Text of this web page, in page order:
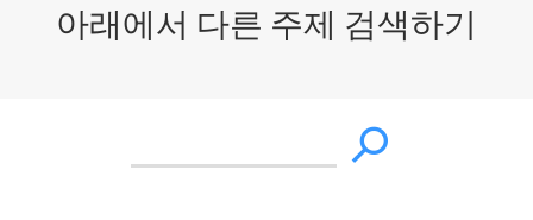
아래에서 다른 주제 검색하기